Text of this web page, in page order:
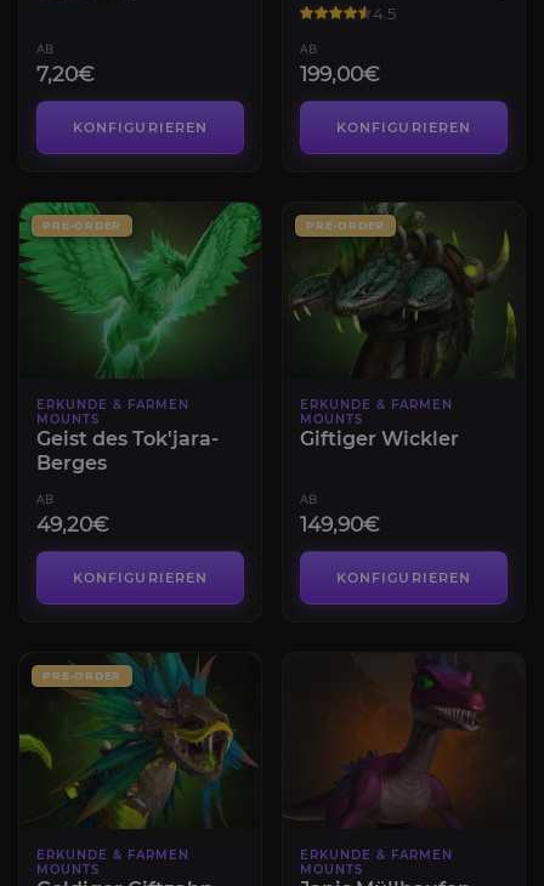
AB
7,20€
KONFIGURIEREN
4.5
AB
199,00€
KONFIGURIEREN
PRE-ORDER
ERKUNDE & FARMEN
MOUNTS
Geist des Tok'jara-
Berges
AB
49,20€
KONFIGURIEREN
PRE-ORDER
ERKUNDE & FARMEN
MOUNTS
Giftiger Wickler
AB
149,90€
KONFIGURIEREN
PRE-ORDER
ERKUNDE & FARMEN
MOUNTS
ERKUNDE & FARMEN
MOUNTS